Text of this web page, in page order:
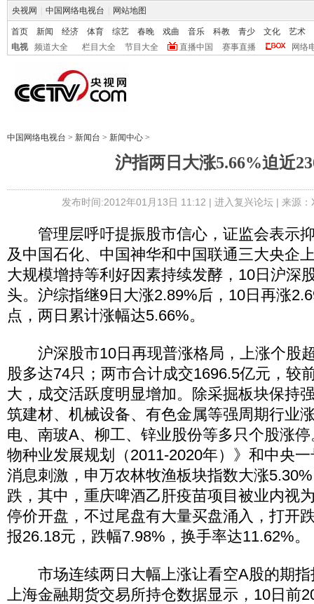
央视网 中国网络电视台 网站地图
首页 新闻 经济 体育 综艺 春晚 戏曲 音乐 科教 青少 文化
艺术
电视
频道大全 栏目大全 节目大全 直播中国 赛事直播 网络
中国网络电视台 > 新闻台 > 新闻中心 >
沪指两日大涨5.66%迫近
发布时间:2012年01月13日 11:12 | 进入复兴论坛| 来源：
管理层呼吁提振股市信心，证监会表示
及中国石化、中国神华和中国联通三大央企
大规模增持等利好因素持续发酵，10日沪深
头。沪综指继9日大涨2.89%后，10日再涨
点，两日累计涨幅达5.66%。
沪深股市10日再现普涨格局，上涨个股
股多达74只；两市合计成交1696.5亿元，较
大，成交活跃度明显增加。除采掘板块保持
筑建材、机械设备、有色金属等强周期行业
电、南玻A、柳工、锌业股份等多只个股涨
物种业发展规划（2011-2020年）》和中央
消息刺激，申万农林牧渔板块指数大涨
跌，其中，重庆啤酒乙肝疫苗项目被业内视
停价开盘，不过尾盘有大量买盘涌入，打开
报26.18元，跌幅7.98%，换手率达11.62%。
市场连续两日大幅上涨让看空A股的期指
上海金融期货交易所持仓数据显示，10日前